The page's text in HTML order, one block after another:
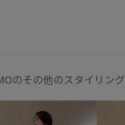
のその他のスタイリング